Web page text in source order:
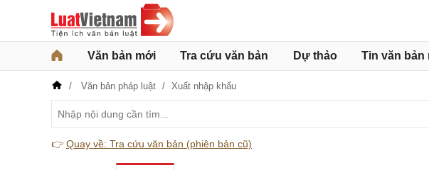
Văn bản mới Tra cứu văn bản Dự thảo Tin văn bản
Văn bản pháp luật Xuất nhập khẩu
👉 Quay về: Tra cứu văn bản (phiên bản cũ)